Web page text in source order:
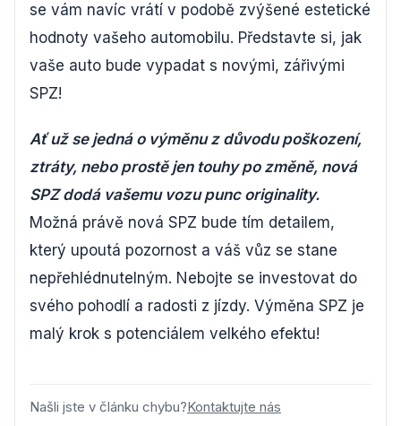
se vám navíc vrátí v podobě zvýšené estetické
hodnoty vašeho automobilu. Představte si, jak
vaše auto bude vypadat s novými, zářivými
SPZ!
Ať už se jedná o výměnu z důvodu poškození,
ztráty, nebo prostě jen touhy po změně, nová
SPZ dodá vašemu vozu punc originality.
Možná právě nová SPZ bude tím detailem,
který upoutá pozornost a váš vůz se stane
nepřehlédnutelným. Nebojte se investovat do
svého pohodlí a radosti z jízdy. Výměna SPZ je
malý krok s potenciálem velkého efektu!
Našli jste v článku chybu?Kontaktujte nás